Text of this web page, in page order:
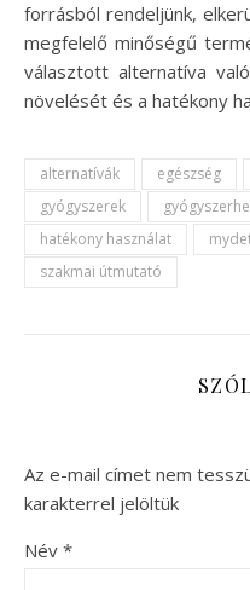
forrásból rendeljünk,
megfelelő minőségű
választott alternatíva
növelését és a hatékony
alternatívák egészség
gyógyszerek
hatékony használat
szakmai útmutató
Az e-mail címet nem
karakterrel jelöltük
Név *